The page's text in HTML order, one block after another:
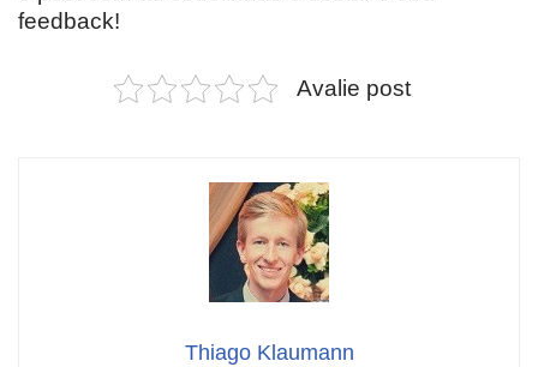
feedback!
Avalie post
Thiago Klaumann